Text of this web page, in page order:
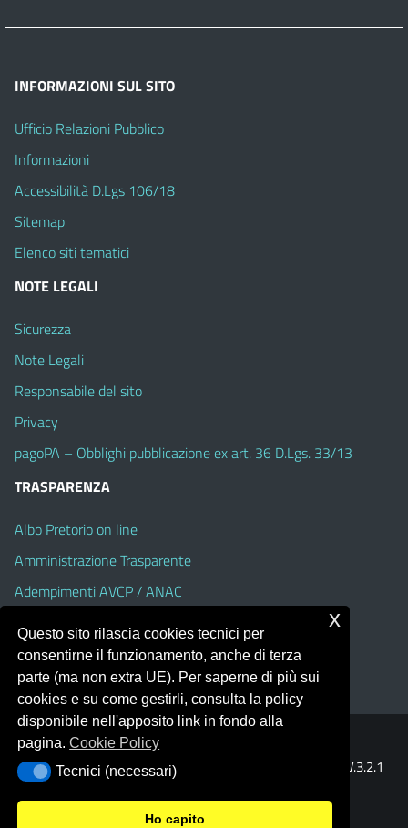
INFORMAZIONI SUL SITO
Ufficio Relazioni Pubblico
Informazioni
Accessibilità D.Lgs 106/18
Sitemap
Elenco siti tematici
NOTE LEGALI
Sicurezza
Note Legali
Responsabile del sito
Privacy
pagoPA – Obblighi pubblicazione ex art. 36 D.Lgs. 33/13
TRASPARENZA
Albo Pretorio on line
Amministrazione Trasparente
Adempimenti AVCP / ANAC
Dichiarazione di accessibilità
Portale realizzato con la piattaforma
Template Italia configurato sul tema accessibile
V.3.2.1
(Alioth)
Questo sito rilascia cookies tecnici per
consentirne il funzionamento, anche di terza
parte (ma non extra UE). Per saperne di più sui
cookies e su come gestirli, consulta la policy
disponibile nell'apposito link in fondo alla
pagina.Cookie Policy
Tecnici (necessari)
Tecnici (necessari)
Ho capito
x